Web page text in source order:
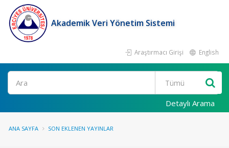
Akademik Veri Yönetim Sistemi
Araştırmacı Girişi English
Ara
Detaylı Arama
ANA SAYFA SON EKLENEN YAYINLAR